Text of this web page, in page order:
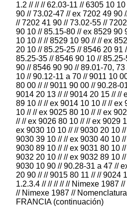
1.2 // // // 62.03-11 // 6305 10
90 // 73.02-47 // ex 7202 49 90
// 7202 41 90 // 73.02-55 //
90 10 // 85.15-80 // ex 8529 90
10 10 // // 8529 10 90 // // ex
20 10 // 85.25-25 // 8546 20 91
85.25-35 // 8546 90 10 //
90 // 8546 90 90 // 89.01-70,
10 // 90.12-11 a 70 // 9011 10
80 00 // // 9011 90 00 // 90.28-
9014 20 13 // // 9014 20 15 // //
89 10 // // ex 9014 10 10 // // ex
10 // // ex 9025 80 10 // // ex
// // ex 9026 80 10 // // ex 9029
ex 9030 10 10 // // 9030 20 10
9030 39 10 // // ex 9030 40 10
9030 89 10 // // ex 9031 80 10
9032 20 10 // // ex 9032 89 10
9030 10 90 // 90.28-31 a 47 //
20 90 // // 9015 80 11 // // 9024
1.2.3.4 // // // // // Nimexe 1987
// Nimexe 1987 //
FRANCIA (continuación)